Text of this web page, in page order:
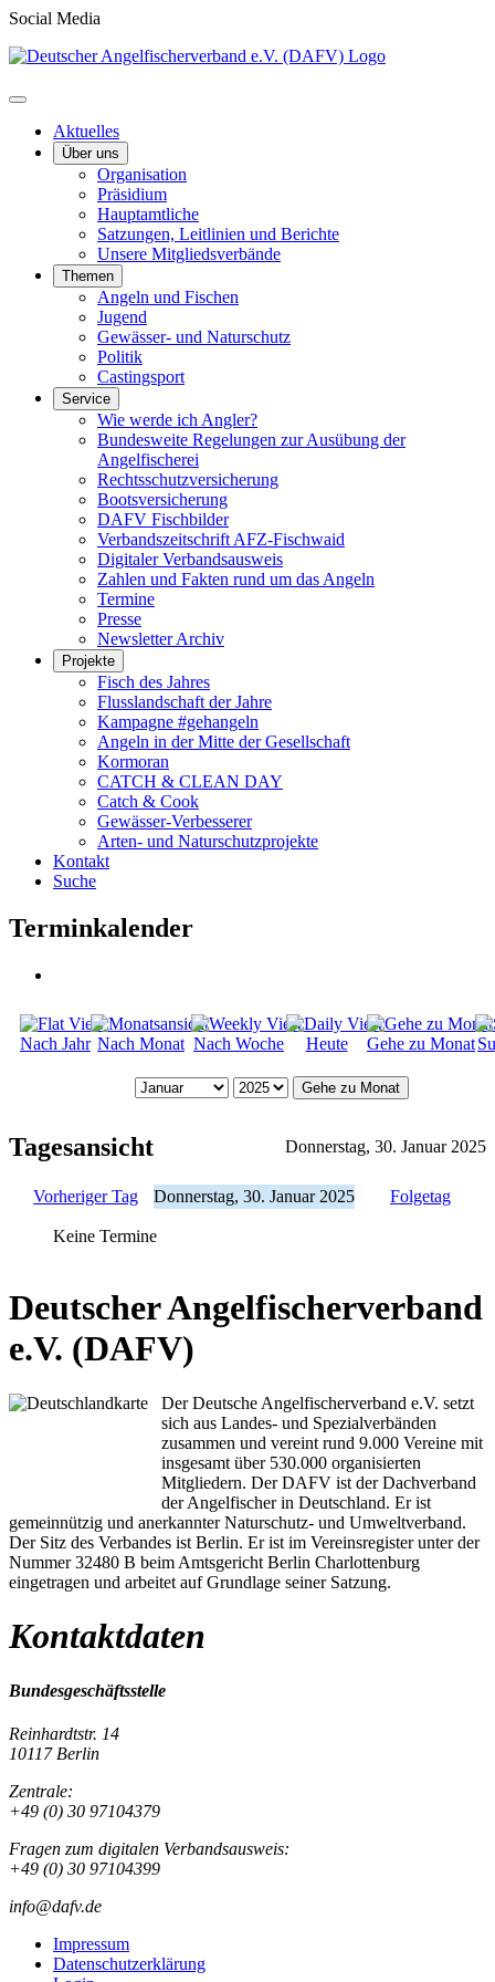
Social Media
Aktuelles
Über uns
Organisation
Präsidium
Hauptamtliche
Satzungen, Leitlinien und Berichte
Unsere Mitgliedsverbände
Themen
Angeln und Fischen
Jugend
Gewässer- und Naturschutz
Politik
Castingsport
Service
Wie werde ich Angler?
Bundesweite Regelungen zur Ausübung der
Angelfischerei
Rechtsschutzversicherung
Bootsversicherung
DAFV Fischbilder
Verbandszeitschrift AFZ-Fischwaid
Digitaler Verbandsausweis
Zahlen und Fakten rund um das Angeln
Termine
Presse
Newsletter Archiv
Projekte
Fisch des Jahres
Flusslandschaft der Jahre
Kampagne #gehangeln
Angeln in der Mitte der Gesellschaft
Kormoran
CATCH & CLEAN DAY
Catch & Cook
Gewässer-Verbesserer
Arten- und Naturschutzprojekte
Kontakt
Suche
Terminkalender
Nach Jahr Nach Monat Nach Woche Heute Gehe zu Monat
Gehe zu Monat
Tagesansicht Donnerstag, 30. Januar 2025
Vorheriger Tag Donnerstag, 30. Januar 2025 Folgetag
Keine Termine
Deutscher Angelfischerverband
e.V. (DAFV)
Der Deutsche Angelfischerverband e.V. setzt
sich aus Landes- und Spezialverbänden
zusammen und vereint rund 9.000 Vereine mit
insgesamt über 530.000 organisierten
Mitgliedern. Der DAFV ist der Dachverband
der Angelfischer in Deutschland. Er ist
gemeinnützig und anerkannter Naturschutz- und Umweltverband.
Der Sitz des Verbandes ist Berlin. Er ist im Vereinsregister unter der
Nummer 32480 B beim Amtsgericht Berlin Charlottenburg
eingetragen und arbeitet auf Grundlage seiner Satzung.
Kontaktdaten
Bundesgeschäftsstelle
Reinhardtstr. 14
10117 Berlin
Zentrale:
+49 (0) 30 97104379
Fragen zum digitalen Verbandsausweis:
+49 (0) 30 97104399
info@dafv.de
Impressum
Datenschutzerklärung